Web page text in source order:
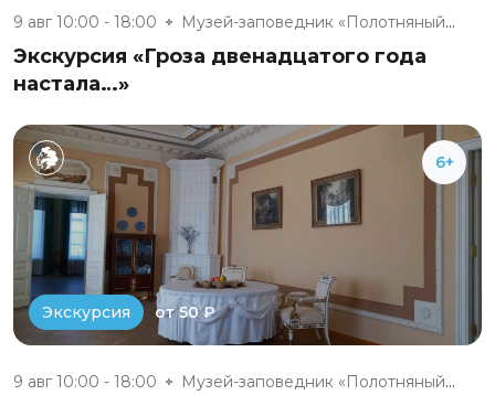
9 авг 10:00 - 18:00 Музей-заповедник «Полотняный З...
Экскурсия «Гроза двенадцатого года
настала…»
6+
Экскурсия от 50 ₽
9 авг 10:00 - 18:00 Музей-заповедник «Полотняный З...